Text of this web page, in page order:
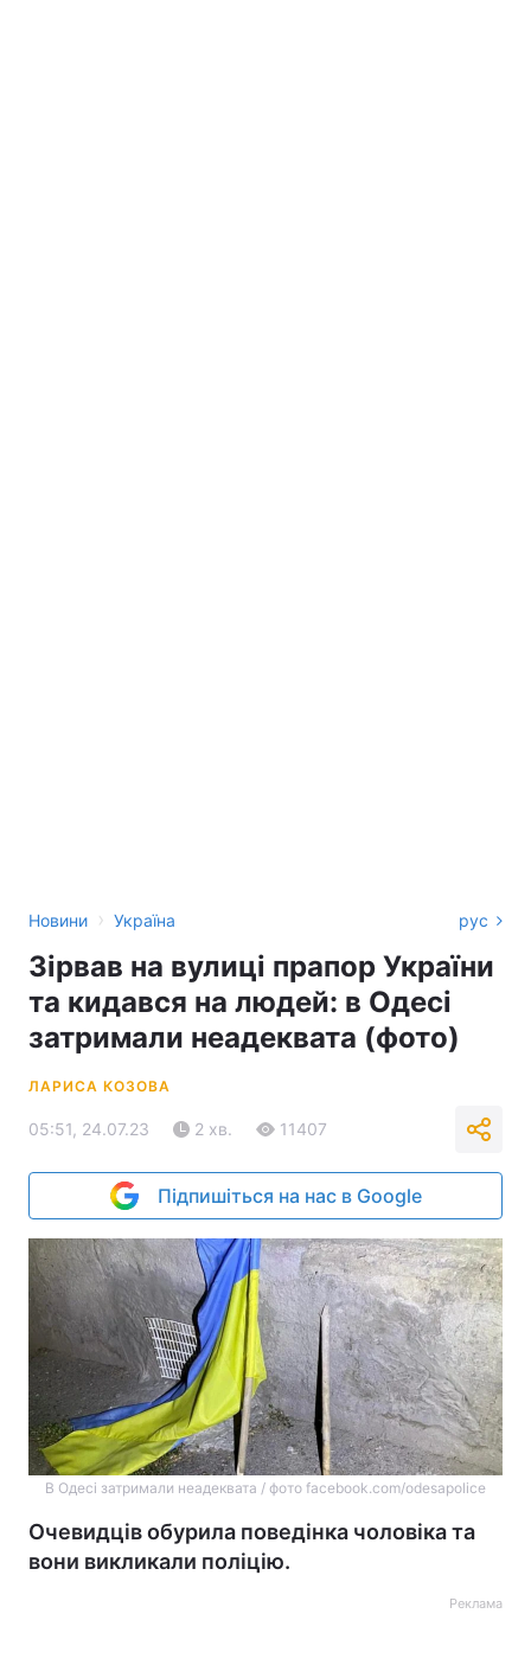
Новини › Україна рус
Зірвав на вулиці прапор України
та кидався на людей: в Одесі
затримали неадеквата (фото)
ЛАРИСА КОЗОВА
05:51, 24.07.23 2 хв. 11407
Підпишіться на нас в Google
В Одесі затримали неадеквата / фото facebook.com/odesapolice
Очевидців обурила поведінка чоловіка та
вони викликали поліцію.
Реклама